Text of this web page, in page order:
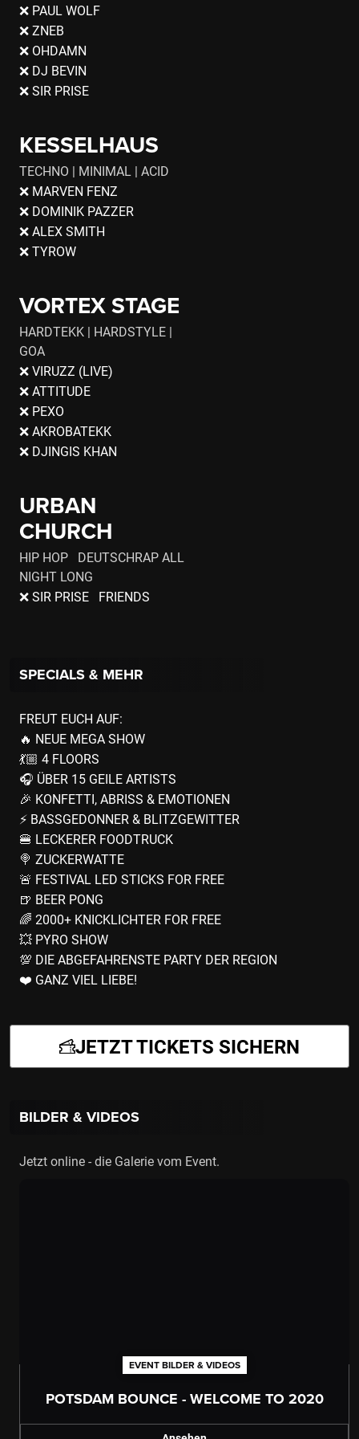
❌ PAUL WOLF
❌ ZNEB
❌ OHDAMN
❌ DJ BEVIN
❌ SIR PRISE
KESSELHAUS
TECHNO | MINIMAL | ACID
❌ MARVEN FENZ
❌ DOMINIK PAZZER
❌ ALEX SMITH
❌ TYROW
VORTEX STAGE
HARDTEKK | HARDSTYLE |
GOA
❌ VIRUZZ (LIVE)
❌ ATTITUDE
❌ PEXO
❌ AKROBATEKK
❌ DJINGIS KHAN
URBAN
CHURCH
HIP HOP DEUTSCHRAP ALL
NIGHT LONG
❌ SIR PRISE FRIENDS
SPECIALS & MEHR
FREUT EUCH AUF:
🔥 NEUE MEGA SHOW
💃🏼 4 FLOORS
🎧 ÜBER 15 GEILE ARTISTS
🎉 KONFETTI, ABRISS & EMOTIONEN
⚡️ BASSGEDONNER & BLITZGEWITTER
🍔 LECKERER FOODTRUCK
🍭 ZUCKERWATTE
🚨 FESTIVAL LED STICKS FOR FREE
🍺 BEER PONG
🌈 2000+ KNICKLICHTER FOR FREE
💥 PYRO SHOW
💯 DIE ABGEFAHRENSTE PARTY DER REGION
❤️ GANZ VIEL LIEBE!
JETZT TICKETS SICHERN
BILDER & VIDEOS
EVENT BILDER & VIDEOS
POTSDAM BOUNCE - WELCOME TO 2020
Jetzt online - die Galerie vom Event.